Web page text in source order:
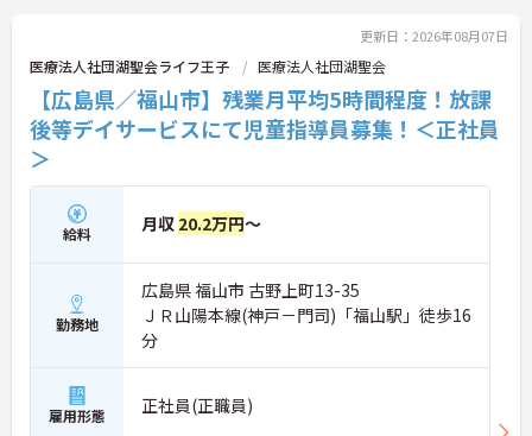
更新日：2026年08月07日
医療法人社団湖聖会ライフ王子 医療法人社団湖聖会
【広島県／福山市】残業月平均5時間程度！放課
後等デイサービスにて児童指導員募集！＜正社員
＞
給料 月収 20.2万円～
勤務地
広島県 福山市 古野上町13-35
ＪＲ山陽本線(神戸－門司)「福山駅」徒歩16
分
雇用形態 正社員(正職員)